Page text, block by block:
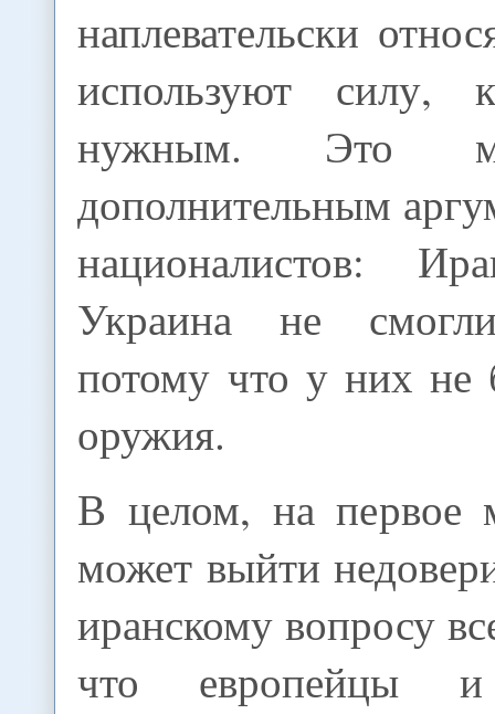
наплевательски
используют силу,
нужным. Это
дополнительным
националистов:
Украина не
потому что у них не
оружия.
В целом, на первое
может выйти
иранскому вопросу
что европейцы и